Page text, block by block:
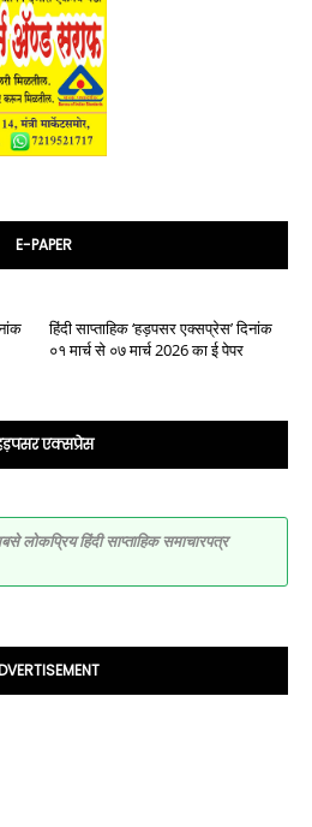
E-PAPER
हिंदी साप्ताहिक ‘हड़पसर एक्सप्रेस’ दिनांक
०१ मार्च से ०७ मार्च 2026 का ई पेपर
एक्सप्रेस
हिंदी साप्ताहिक समाचारपत्र